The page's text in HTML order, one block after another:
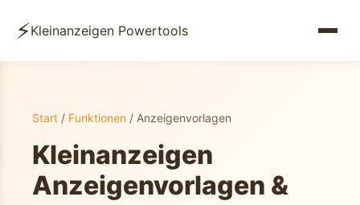
⚡Kleinanzeigen Powertools
Start / Funktionen / Anzeigenvorlagen
Kleinanzeigen
Anzeigenvorlagen &